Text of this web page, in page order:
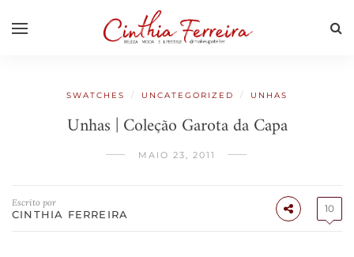
SWATCHES / UNCATEGORIZED / UNHAS
Unhas | Coleção Garota da Capa
MAIO 23, 2011
Escrito por
CINTHIA FERREIRA 10